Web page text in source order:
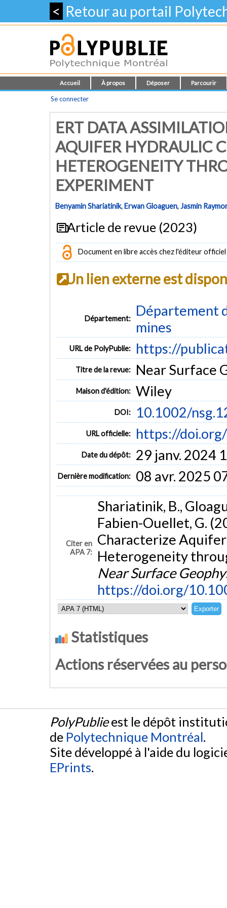
< Retour au portail
Accueil À propos Déposer Parcourir
Se connecter
ERT DATA
AQUIFER HYDRAULIC
HETEROGENEITY
EXPERIMENT
Benyamin Shariatinik,Erwan Gloaguen,Jasmin
Article de revue (2023)
Document en libre accès chez l'éditeur officiel
Un lien externe est
Département:
Département
mines
URL de PolyPublie: https://
Titre de la revue: Near Surface
Maison d'édition: Wiley
DOI: 10.1002/
URL officielle: https://
Date du dépôt: 29 janv. 2024
Dernière modification: 08 avr. 2025
Citer en
APA 7:
Shariatinik, B.,
Fabien-Ouellet, G.
Characterize
Heterogeneity
Near Surface
https://doi.org/
Statistiques
Actions réservées au
PolyPublieest le dépôt
de Polytechnique Montréal.
Site développé à l'aide du
EPrints.